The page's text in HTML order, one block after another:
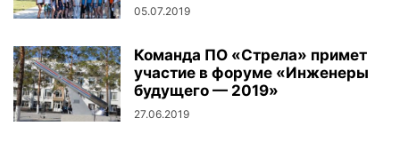
05.07.2019
Команда ПО «Стрела» примет
участие в форуме «Инженеры
будущего — 2019»
27.06.2019